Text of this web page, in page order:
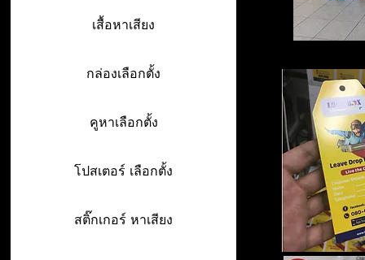
เสื้อหาเสียง
กล่องเลือกตั้ง
คูหาเลือกตั้ง
โปสเตอร์ เลือกตั้ง
สติ๊กเกอร์ หาเสียง